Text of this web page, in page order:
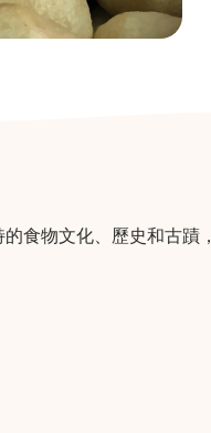
食物文化、歷史和古蹟